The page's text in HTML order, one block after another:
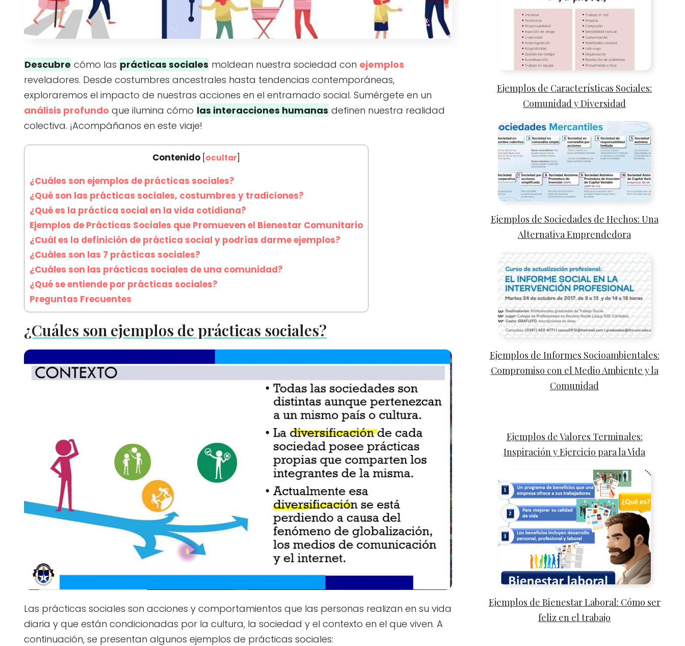
Descubre cómo las prácticas sociales moldean nuestra sociedad con ejemplos
reveladores. Desde costumbres ancestrales hasta tendencias contemporáneas,
exploraremos el impacto de nuestras acciones en el entramado social. Sumérgete en un
análisis profundo que ilumina cómo las interacciones humanas definen nuestra realidad
colectiva. ¡Acompáñanos en este viaje!
Contenido [ocultar]
¿Cuáles son ejemplos de prácticas sociales?
¿Qué son las prácticas sociales, costumbres y tradiciones?
¿Qué es la práctica social en la vida cotidiana?
Ejemplos de Prácticas Sociales que Promueven el Bienestar Comunitario
¿Cuál es la definición de práctica social y podrías darme ejemplos?
¿Cuáles son las 7 prácticas sociales?
¿Cuáles son las prácticas sociales de una comunidad?
¿Qué se entiende por prácticas sociales?
Preguntas Frecuentes
¿Cuáles son ejemplos de prácticas sociales?
Las prácticas sociales son acciones y comportamientos que las personas realizan en su vida
diaria y que están condicionadas por la cultura, la sociedad y el contexto en el que viven. A
continuación, se presentan algunos ejemplos de prácticas sociales:
Ejemplos de Características Sociales:
Comunidad y Diversidad
Ejemplos de Sociedades de Hechos: Una
Alternativa Emprendedora
Ejemplos de Informes Socioambientales:
Compromiso con el Medio Ambiente y la
Comunidad
Ejemplos de Valores Terminales:
Inspiración y Ejercicio para la Vida
Ejemplos de Bienestar Laboral: Cómo ser
feliz en el trabajo